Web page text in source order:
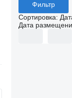
Фильтр
Сортировка:
Дата